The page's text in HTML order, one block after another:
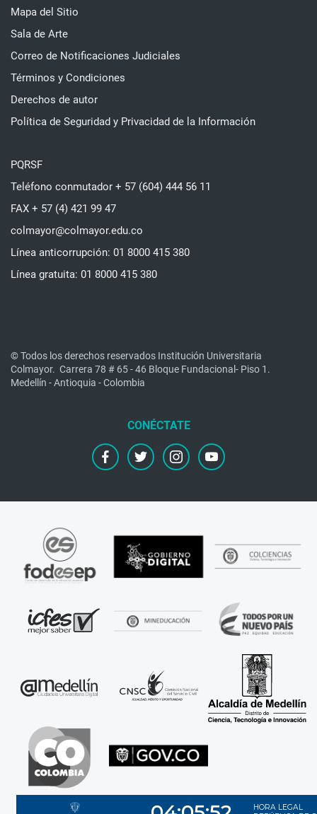
Mapa del Sitio
Sala de Arte
Correo de Notificaciones Judiciales
Términos y Condiciones
Derechos de autor
Política de Seguridad y Privacidad de la Información
PQRSF
Teléfono conmutador + 57 (604) 444 56 11
FAX + 57 (4) 421 99 47
colmayor@colmayor.edu.co
Línea anticorrupción: 01 8000 415 380
Línea gratuita: 01 8000 415 380
© Todos los derechos reservados Institución Universitaria
Colmayor. Carrera 78 # 65 - 46 Bloque Fundacional- Piso 1.
Medellín - Antioquia - Colombia
facebooktwitter instagramyoutube